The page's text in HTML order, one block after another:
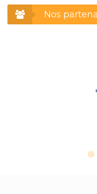
Nos